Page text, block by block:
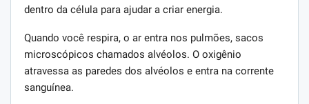
dentro da célula para ajudar a criar energia.
Quando você respira, o ar entra nos pulmões, sacos
microscópicos chamados alvéolos. O oxigênio
atravessa as paredes dos alvéolos e entra na corrente
sanguínea.